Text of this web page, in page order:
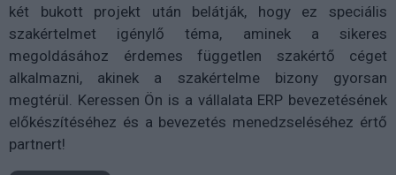
két bukott projekt után belátják, hogy ez speciális
szakértelmet igénylő téma, aminek a sikeres
megoldásához érdemes független szakértő céget
alkalmazni, akinek a szakértelme bizony gyorsan
megtérül. Keressen Ön is a vállalata ERP bevezetésének
előkészítéséhez és a bevezetés menedzseléséhez értő
partnert!